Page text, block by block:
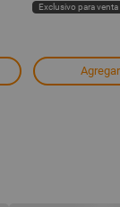
Exclusivo para
Agregar